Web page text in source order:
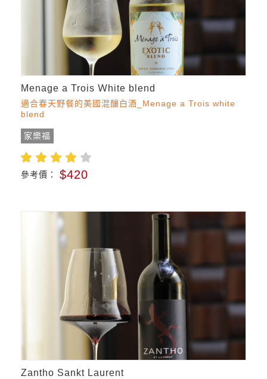
Menage a Trois Ｗhite blend
適合春天野餐的美國混釀白酒_Menage a Trois white
blend
家樂福
參考價： $420
Zantho Sankt Laurent